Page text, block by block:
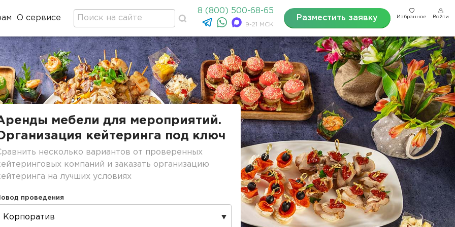
О сервисе
8 (800) 500-68-65
9-21 МСК
Разместить заявку Избранное Войти
мебели для мероприятий.
кейтеринга под ключ
несколько вариантов от проверенных
компаний и заказать организацию
на лучших условиях
проведения